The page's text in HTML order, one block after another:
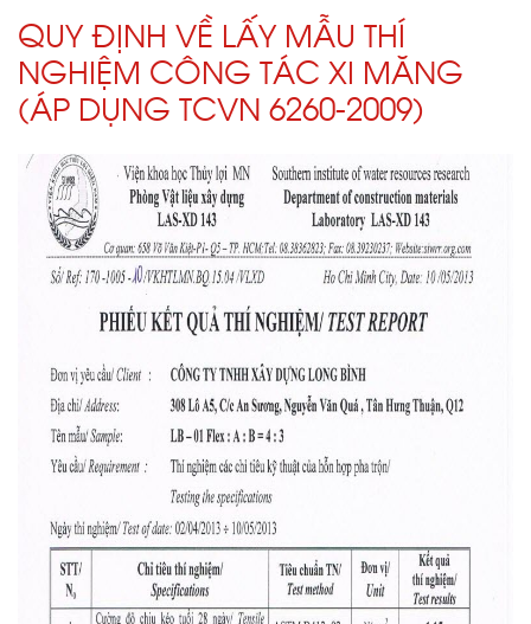
QUY ĐỊNH VỀ LẤY MẪU THÍ
NGHIỆM CÔNG TÁC XI MĂNG
(ÁP DỤNG TCVN 6260-2009)